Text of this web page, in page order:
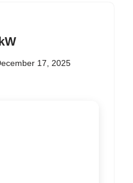
17, 2025